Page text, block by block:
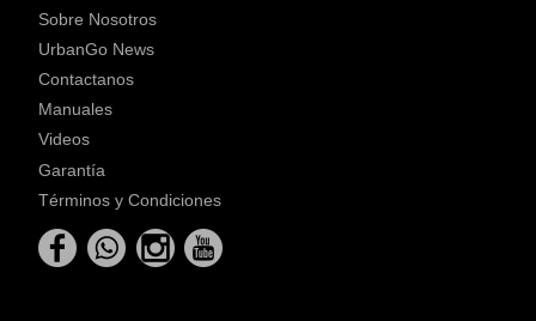
Sobre Nosotros
UrbanGo News
Contactanos
Manuales
Videos
Garantía
Términos y Condiciones